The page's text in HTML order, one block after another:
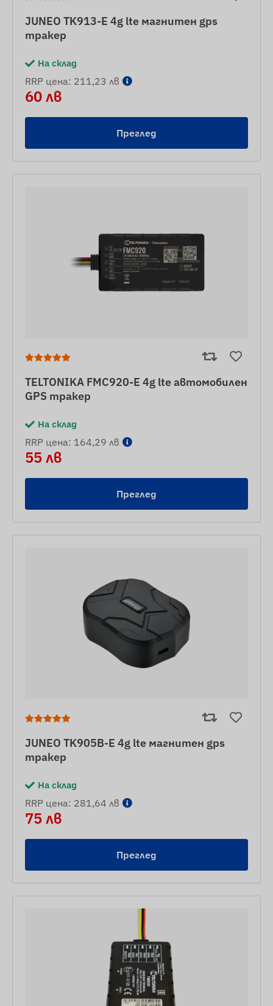
JUNEO TK913-E 4g lte магнитен gps
тракер
На склад
RRP цена: 211,23 лв
60 лв
Преглед
TELTONIKA FMC920-E 4g lte автомобилен
GPS тракер
На склад
RRP цена: 164,29 лв
55 лв
Преглед
JUNEO TK905B-E 4g lte магнитен gps
тракер
На склад
RRP цена: 281,64 лв
75 лв
Преглед